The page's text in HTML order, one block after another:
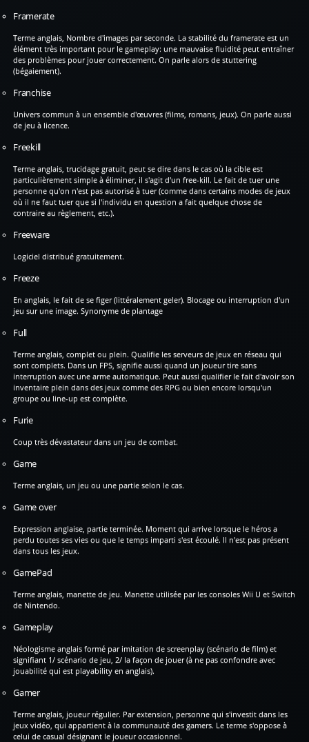
Framerate
Terme anglais, Nombre d'images par seconde. La stabilité du framerate est un
élément très important pour le gameplay: une mauvaise fluidité peut entraîner
des problèmes pour jouer correctement. On parle alors de stuttering
(bégaiement).
Franchise
Univers commun à un ensemble d'œuvres (films, romans, jeux). On parle aussi
de jeu à licence.
Freekill
Terme anglais, trucidage gratuit, peut se dire dans le cas où la cible est
particulièrement simple à éliminer, il s'agit d'un free-kill. Le fait de tuer une
personne qu'on n'est pas autorisé à tuer (comme dans certains modes de jeux
où il ne faut tuer que si l'individu en question a fait quelque chose de
contraire au règlement, etc.).
Freeware
Logiciel distribué gratuitement.
Freeze
En anglais, le fait de se figer (littéralement geler). Blocage ou interruption d'un
jeu sur une image. Synonyme de plantage
Full
Terme anglais, complet ou plein. Qualifie les serveurs de jeux en réseau qui
sont complets. Dans un FPS, signifie aussi quand un joueur tire sans
interruption avec une arme automatique. Peut aussi qualifier le fait d'avoir son
inventaire plein dans des jeux comme des RPG ou bien encore lorsqu'un
groupe ou line-up est complète.
Furie
Coup très dévastateur dans un jeu de combat.
Game
Terme anglais, un jeu ou une partie selon le cas.
Game over
Expression anglaise, partie terminée. Moment qui arrive lorsque le héros a
perdu toutes ses vies ou que le temps imparti s'est écoulé. Il n'est pas présent
dans tous les jeux.
GamePad
Terme anglais, manette de jeu. Manette utilisée par les consoles Wii U et Switch
de Nintendo.
Gameplay
Néologisme anglais formé par imitation de screenplay (scénario de film) et
signifiant 1/ scénario de jeu, 2/ la façon de jouer (à ne pas confondre avec
jouabilité qui est playability en anglais).
Gamer
Terme anglais, joueur régulier. Par extension, personne qui s'investit dans les
jeux vidéo, qui appartient à la communauté des gamers. Le terme s'oppose à
celui de casual désignant le joueur occasionnel.